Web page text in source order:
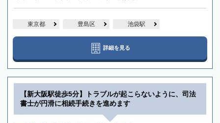
東京都 豊島区 池袋駅
詳細を見る
【新大阪駅徒歩5分】トラブルが起こらないように、司法
書士が円滑に相続手続きを進めます